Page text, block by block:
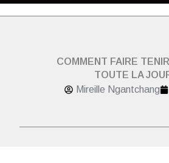
COMMENT FAIRE
TOUTE LA
Mireille Ngantchang